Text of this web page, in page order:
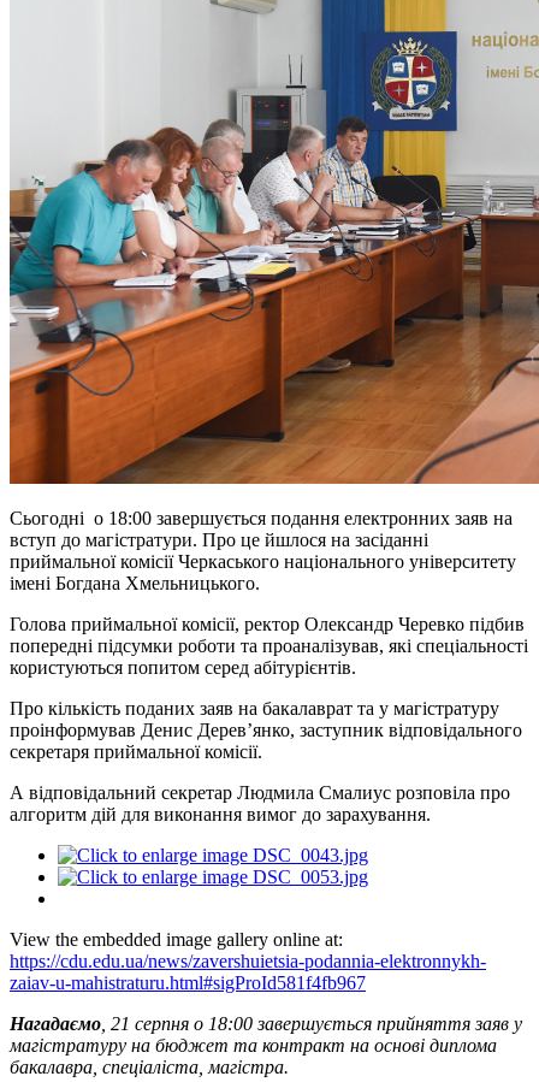
Сьогодні о 18:00 завершується подання електронних заяв на
вступ до магістратури. Про це йшлося на засіданні
приймальної комісії Черкаського національного університету
імені Богдана Хмельницького.
Голова приймальної комісії, ректор Олександр Черевко підбив
попередні підсумки роботи та проаналізував, які спеціальності
користуються попитом серед абітурієнтів.
Про кількість поданих заяв на бакалаврат та у магістратуру
проінформував Денис Дерев’янко, заступник відповідального
секретаря приймальної комісії.
А відповідальний секретар Людмила Смалиус розповіла про
алгоритм дій для виконання вимог до зарахування.
View the embedded image gallery online at:
https://cdu.edu.ua/news/zavershuietsia-podannia-elektronnykh-
zaiav-u-mahistraturu.html#sigProId581f4fb967
Нагадаємо , 21 серпня о 18:00 завершується прийняття заяв у
магістратуру на бюджет та контракт на основі диплома
бакалавра, спеціаліста, магістра.